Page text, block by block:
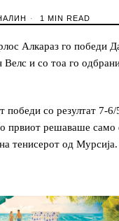
1 MIN READ
Алкараз го победи
и со тоа го
победи со резултат 7-
првиот решаваше само
тенисерот од Мурсија.